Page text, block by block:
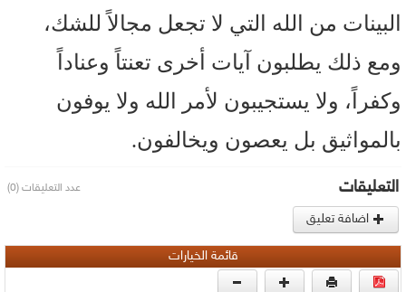
البينات من الله التي لا تجعل مجالاً للشك،
ومع ذلك يطلبون آيات أخرى تعنتاً وعناداً
وكفراً، ولا يستجيبون لأمر الله ولا يوفون
بالمواثيق بل يعصون ويخالفون.
التعليقات عدد التعليقات (0)
اضافة تعليق
قائمة الخيارات